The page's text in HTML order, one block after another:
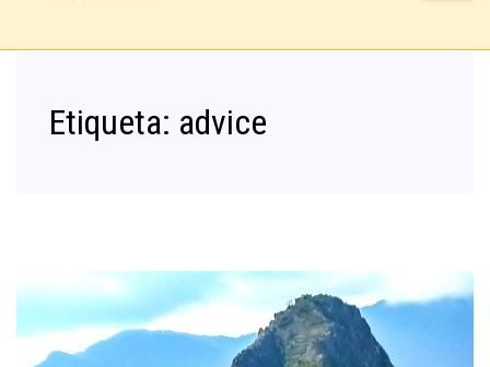
Etiqueta: advice